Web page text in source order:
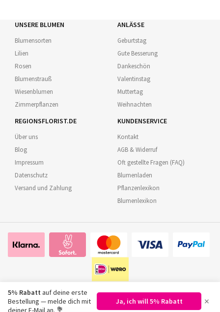
UNSERE BLUMEN
Blumensorten
Lilien
Rosen
Blumenstrauß
Wiesenblumen
Zimmerpflanzen
ANLÄSSE
Geburtstag
Gute Besserung
Dankeschön
Valentinstag
Muttertag
Weihnachten
REGIONSFLORIST.DE
Über uns
Blog
Impressum
Datenschutz
Versand und Zahlung
KUNDENSERVICE
Kontakt
AGB & Widerruf
Oft gestellte Fragen (FAQ)
Blumenladen
Pflanzenlexikon
Blumenlexikon
©2026Regionsflorist.de
5% Rabatt auf deine erste
Bestellung — melde dich mit
deiner E-Mail an. 💐
Ja, ich will 5% Rabatt ×